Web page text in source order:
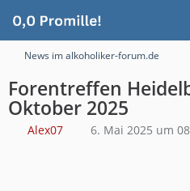
News im alkoholiker-forum.de
Forentreffen
Oktober 2025
Alex07 6. Mai 2025 um